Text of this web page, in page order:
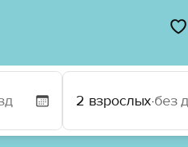
2 взрослых·без